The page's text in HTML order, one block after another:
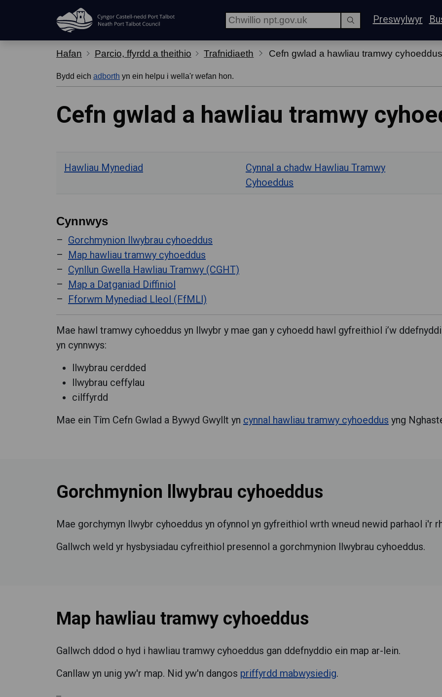
Preswylwyr
Hafan Parcio, ffyrdd a theithio Trafnidiaeth Cefn gwlad a hawliau tramwy cyhoeddus
Bydd eich adborth yn ein helpu i wella'r wefan hon.
Cefn gwlad a hawliau tramwy
Hawliau Mynediad
Cynnal a chadw Hawliau Tramwy
Cyhoeddus
Cynnwys
Gorchmynion llwybrau cyhoeddus
Map hawliau tramwy cyhoeddus
Cynllun Gwella Hawliau Tramwy (CGHT)
Map a Datganiad Diffiniol
Fforwm Mynediad Lleol (FfMLl)
Mae hawl tramwy cyhoeddus yn llwybr y mae gan y cyhoedd hawl gyfreithiol i’w
yn cynnwys:
llwybrau cerdded
llwybrau ceffylau
cilffyrdd
Mae ein Tîm Cefn Gwlad a Bywyd Gwyllt yn cynnal hawliau tramwy cyhoeddus yng
Gorchmynion llwybrau cyhoeddus
Mae gorchymyn llwybr cyhoeddus yn ofynnol yn gyfreithiol wrth wneud newid parhaol i'r
Gallwch weld yr hysbysiadau cyfreithiol presennol a gorchmynion llwybrau cyhoeddus.
Map hawliau tramwy cyhoeddus
Gallwch ddod o hyd i hawliau tramwy cyhoeddus gan ddefnyddio ein map ar-lein.
Canllaw yn unig yw'r map. Nid yw'n dangos priffyrdd mabwysiedig.